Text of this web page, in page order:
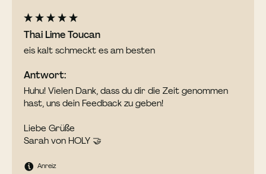
Thai Lime Toucan
eis kalt schmeckt es am besten
Antwort:
Huhu! Vielen Dank, dass du dir die Zeit genommen
hast, uns dein Feedback zu geben!
Liebe Grüße
Sarah von HOLY 🤝
Anreiz